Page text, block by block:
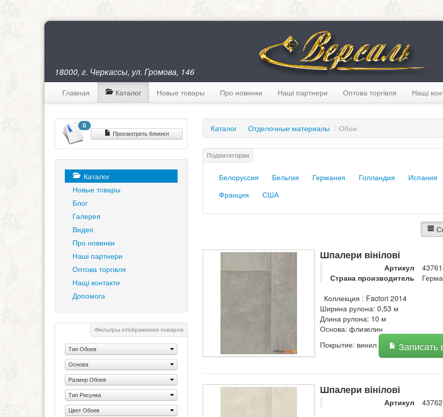
18000, г. Черкассы, ул. Громова, 146
Главная Каталог Новые товары Про новинки Наші партнери Оптова торгівля Нащі
0
Просмотреть блокнот
Каталог
Новые товары
Блог
Галерея
Видео
Про новинки
Наші партнери
Оптова торгівля
Нащі контакти
Допомога
Тип Обоев
Основа
Размер Обоев
Тип Рисунка
Цвет Обоев
Фильтры отображения товаров
Каталог / Отделочные материалы / Обои
Белоруссия Бельгия Германия Голландия Испания
Франция
США
Шпалери вінілові
Артикул
Страна производитель
Коллекция : Factori 2014
Ширина рулона: 0,53 м
Длина рулона: 10 м
Основа: флизелин
Покрытие: винил
Записать
Шпалери вінілові
Артикул